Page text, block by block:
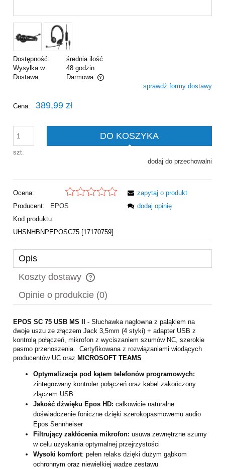
Dostępność:
średnia ilość
Wysyłka w:
48 godzin
Dostawa:
Darmowa
Cena nie zawiera ewentualnych kosztów płatnościsprawdź formy dostawy
Cena: 389,99 zł
szt.
DO KOSZYKA
dodaj do przechowalni
Ocena:
Producent:
EPOS
Kod produktu:
UHSNHBNPEPOSC75 [17170759]
zapytaj o produkt
dodaj opinię
Opis
Koszty dostawy
Cena nie zawiera ewentualnych kosztów płatności
Opinie o produkcie (0)
EPOS SC 75 USB MS II - Słuchawka nagłowna z pałąkiem na
dwoje uszu ze złączem Jack 3,5mm (4 styki) + adapter USB z
kontrolą połączeń, mikrofon z wyciszaniem szumów NC, szerokie
pasmo przenoszenia. Certyfikowana z rozwiązaniami wiodących
producentów UC oraz MICROSOFT TEAMS
Optymalizacja pod kątem telefonów programowych:
zintegrowany kontroler połączeń oraz kabel zakończony
złączem USB
Jakość dźwięku Epos HD: całkowicie naturalne
doświadczenie foniczne dzięki szerokopasmowemu audio
Epos Sennheiser
Filtrujący zakłócenia mikrofon: usuwa zewnętrzne szumy
w celu uzyskania optymalnej przejrzystości
Wysoki komfort: pełen relaks dzięki dużym gąbkom
ochronnym oraz niewielkiej wadze zestawu